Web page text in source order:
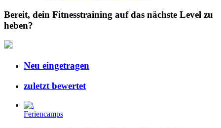
Bereit, dein Fitnesstraining auf das nächste Level zu
heben?
Neu eingetragen
zuletzt bewertet
Feriencamps